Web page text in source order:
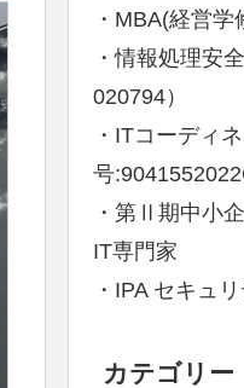
・MBA(経営学
・情報処理安
020794）
・ITコーディ
号
・第Ⅱ期中小
IT専門家
・IPA セキュ
カテゴリー